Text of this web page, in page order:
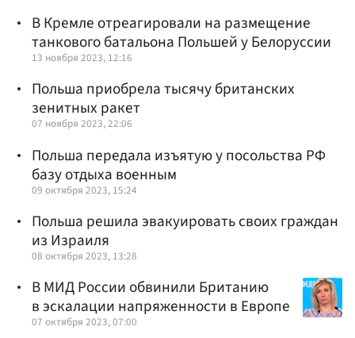
В Кремле отреагировали на размещение
танкового батальона Польшей у Белоруссии
13 ноября 2023, 12:16
Польша приобрела тысячу британских
зенитных ракет
07 ноября 2023, 22:06
Польша передала изъятую у посольства РФ
базу отдыха военным
09 октября 2023, 15:24
Польша решила эвакуировать своих граждан
из Израиля
08 октября 2023, 13:28
В МИД России обвинили Британию
в эскалации напряженности в Европе
07 октября 2023, 07:00